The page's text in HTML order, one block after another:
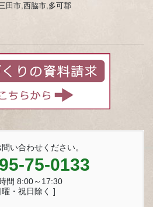
田市,西脇市,多可郡
い合わせください。
75-0133
間 8:00～17:30
曜・祝日除く ]